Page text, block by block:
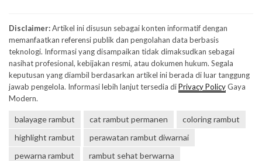
Disclaimer:Artikel ini disusun sebagai konten informatif dengan
memanfaatkan referensi publik dan pengolahan data berbasis
teknologi. Informasi yang disampaikan tidak dimaksudkan sebagai
nasihat profesional, kebijakan resmi, atau dokumen hukum. Segala
keputusan yang diambil berdasarkan artikel ini berada di luar tanggung
jawab pengelola. Informasi lebih lanjut tersedia diPrivacy PolicyGaya
Modern.
balayage rambut cat rambut permanen
coloring rambut
highlight rambut
perawatan rambut diwarnai
pewarna rambut
rambut sehat berwarna